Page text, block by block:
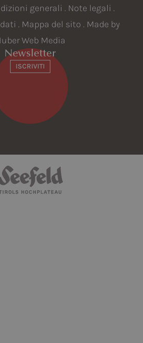
generali . Note legali .
. Mappa del sito . Made by
Web Media
Newsletter
ISCRIVITI